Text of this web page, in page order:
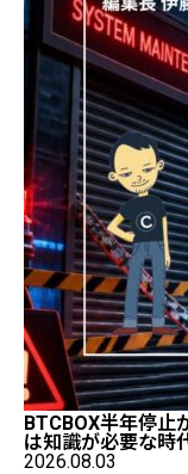
BTCBOX半年停
は知識が必要な
2026.08.03